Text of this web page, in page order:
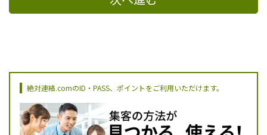
絶対連絡.comのID・PASS、ポイントをご利用いただけます。